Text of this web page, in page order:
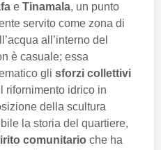
e Tinamala, un punto
servito come zona di
all’interno del
è casuale; essa
gli sforzi collettivi
rifornimento idrico in
della scultura
la storia del quartiere,
comunitario che ha